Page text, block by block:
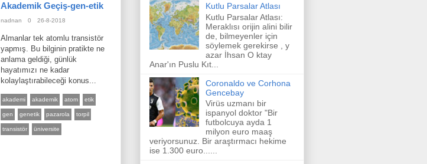
Akademik Geçiş-gen-etik
nadnan 0 26-8-2018
Almanlar tek atomlu transistör
yapmış. Bu bilginin pratikte ne
anlama geldiği, günlük
hayatımızı ne kadar
kolaylaştırabileceği konus...
akademi akademik atom etik
gen genetik pazarola torpil
transistör üniversite
Kutlu Parsalar Atlası
Kutlu Parsalar Atlası:
Meraklısı orijin alini bilir
de, bilmeyenler için
söylemek gerekirse , y
azar İhsan O ktay
Anar'ın Puslu Kıt...
Coronaldo ve Corhona
Gencebay
Virüs uzmanı bir
ispanyol doktor "Bir
futbolcuya ayda 1
milyon euro maaş
veriyorsunuz. Bir araştırmacı hekime
ise 1.300 euro......